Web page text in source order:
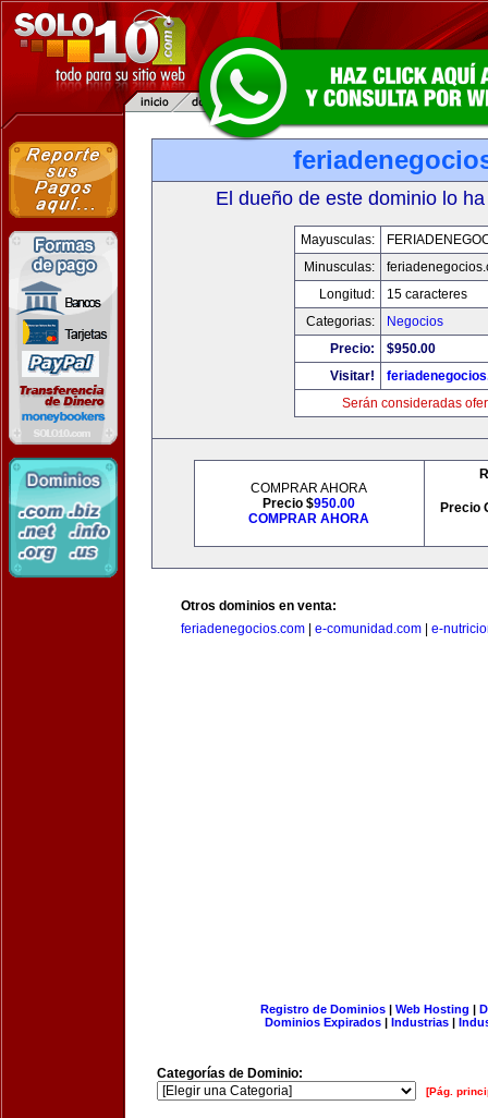
El dueño de este dominio lo
Mayusculas:
Minusculas:
Longitud:
15 caracteres
Categorias:
Negocios
Precio:
$950.00
Visitar!
Serán consideradas
COMPRAR AHORA
Precio $950.00
COMPRAR AHORA
Precio
Otros dominios en venta:
feriadenegocios.com
e-comunidad.com e-
Registro de Dominios| Web Hosting |
Dominios Expirados | Industrias |
Categorías de Dominio:
[Pág.